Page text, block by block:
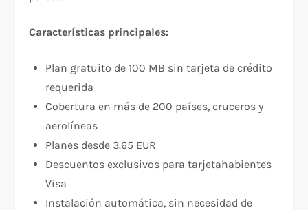
Características principales:
Plan gratuito de 100 MB sin tarjeta de crédito
requerida​
Cobertura en más de 200 países, cruceros y
aerolíneas​
Planes desde 3.65 EUR​
Descuentos exclusivos para tarjetahabientes
Visa​
Instalación automática, sin necesidad de